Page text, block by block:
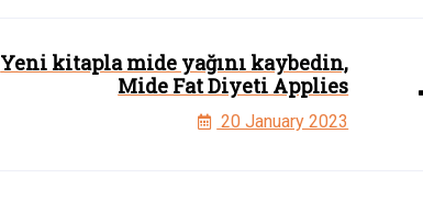
Yeni kitapla mide yağını kaybedin,
Mide Fat Diyeti Applies
20 January 2023